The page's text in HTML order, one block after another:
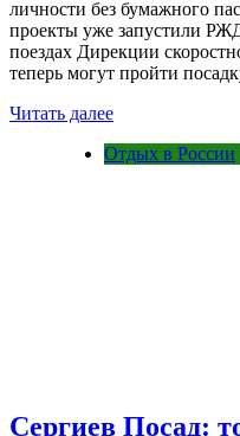
личности без бумажного
проекты уже запустили
поездах Дирекции
теперь могут пройти
Читать далее
Отдых в России
Сергиев Посад: